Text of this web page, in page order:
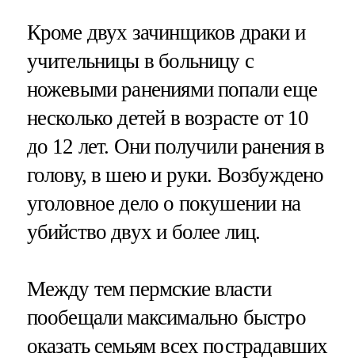
Кроме двух зачинщиков драки и
учительницы в больницу с
ножевыми ранениями попали еще
несколько детей в возрасте от 10
до 12 лет. Они получили ранения в
голову, в шею и руки. Возбуждено
уголовное дело о покушении на
убийство двух и более лиц.
Между тем пермские власти
пообещали максимально быстро
оказать семьям всех пострадавших